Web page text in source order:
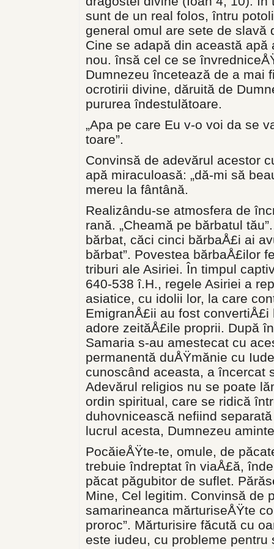
sunt de un real folos, întru
general omul are sete de slavă
Cine se adapă din această
nou. însă cel ce se
Dumnezeu încetează de a mai
ocrotirii divine, dăruită de
pururea îndestulătoare.
„Apa pe care Eu v-o voi da se
toare”.
Convinsă de adevărul acestor
apă miraculoasă: „dă-mi să
mereu la fântână.
Realizându-se atmosfera de
rană. „Cheamă pe bărbatul
bărbat, căci cinci bărbaÅ£i ai
băr­bat”. Povestea bărbaÅ£ilor
triburi ale Asiriei. În timpul
640-538 î.H., regele Asiriei a
asiatice, cu idolii lor, la care
EmigranÅ£ii au fost
adore zeităÅ£ile proprii. După
Samaria s-au amestecat cu
permanentă duÅŸmănie cu
cunoscând aceasta, a încercat
Adevărul religios nu se poate
ordin spiritual, care se ridică
duhovnicească nefiind
lucrul acesta, Dumnezeu
PocăieÅŸte-te, omule, de
tre­buie îndreptat în viaÅ£ă,
păcat păgubitor de suflet.
Mine, Cel legitim. Convinsă de
samarineanca măr­turiseÅŸte
proroc”. Mărturisire făcută cu
este iudeu, cu probleme